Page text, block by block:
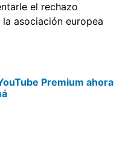
el rechazo
asociación europea
Premium ahora